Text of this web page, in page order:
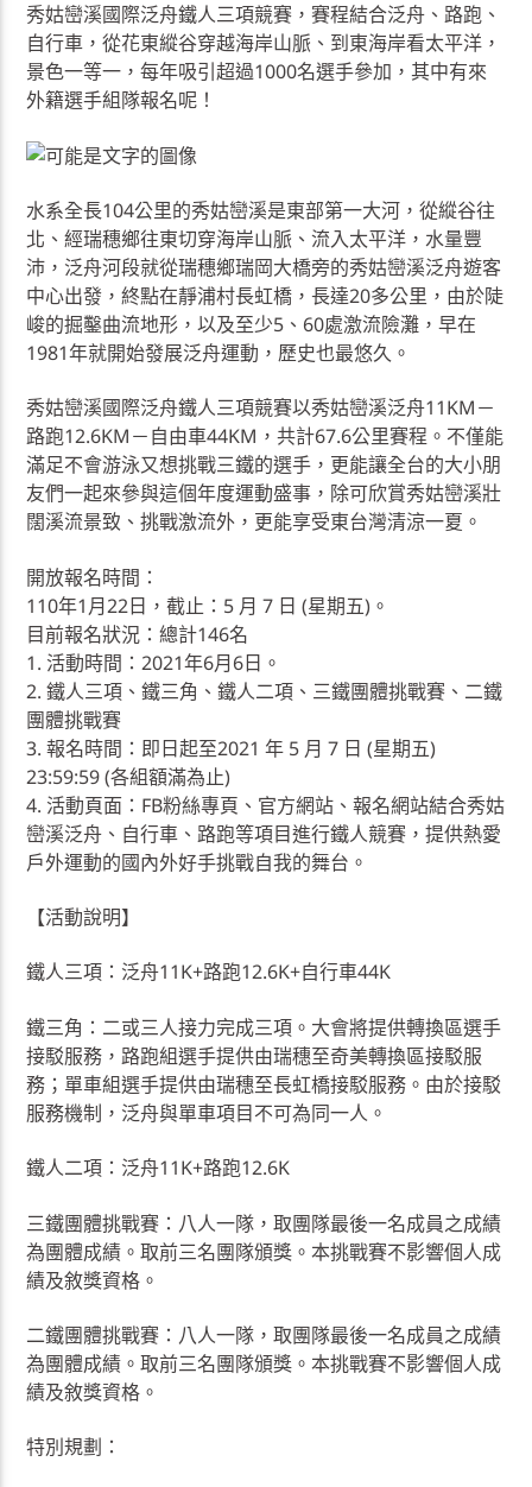
秀姑巒溪國際泛舟鐵人三項競賽，賽程結合泛舟、路跑、
自行車，從花東縱谷穿越海岸山脈、到東海岸看太平洋，
景色一等一，每年吸引超過1000名選手參加，其中有來
外籍選手組隊報名呢！
水系全長104公里的秀姑巒溪是東部第一大河，從縱谷往
北、經瑞穗鄉往東切穿海岸山脈、流入太平洋，水量豐
沛，泛舟河段就從瑞穗鄉瑞岡大橋旁的秀姑巒溪泛舟遊客
中心出發，終點在靜浦村長虹橋，長達20多公里，由於陡
峻的掘鑿曲流地形，以及至少5、60處激流險灘，早在
1981年就開始發展泛舟運動，歷史也最悠久。
秀姑巒溪國際泛舟鐵人三項競賽以秀姑巒溪泛舟11KM－
路跑12.6KM－自由車44KM，共計67.6公里賽程。不僅能
滿足不會游泳又想挑戰三鐵的選手，更能讓全台的大小朋
友們一起來參與這個年度運動盛事，除可欣賞秀姑巒溪壯
闊溪流景致、挑戰激流外，更能享受東台灣清涼一夏。
開放報名時間：
110年1月22日，截止：5 月 7 日 (星期五)。
目前報名狀況：總計146名
1. 活動時間：2021年6月6日。
2. 鐵人三項、鐵三角、鐵人二項、三鐵團體挑戰賽、二鐵
團體挑戰賽
3. 報名時間：即日起至2021 年 5 月 7 日 (星期五)
23:59:59 (各組額滿為止)
4. 活動頁面：FB粉絲專頁、官方網站、報名網站結合秀姑
巒溪泛舟、自行車、路跑等項目進行鐵人競賽，提供熱愛
戶外運動的國內外好手挑戰自我的舞台。
【活動說明】
鐵人三項：泛舟11K+路跑12.6K+自行車44K
鐵三角：二或三人接力完成三項。大會將提供轉換區選手
接駁服務，路跑組選手提供由瑞穗至奇美轉換區接駁服
務；單車組選手提供由瑞穗至長虹橋接駁服務。由於接駁
服務機制，泛舟與單車項目不可為同一人。
鐵人二項：泛舟11K+路跑12.6K
三鐵團體挑戰賽：八人一隊，取團隊最後一名成員之成績
為團體成績。取前三名團隊頒獎。本挑戰賽不影響個人成
績及敘獎資格。
二鐵團體挑戰賽：八人一隊，取團隊最後一名成員之成績
為團體成績。取前三名團隊頒獎。本挑戰賽不影響個人成
績及敘獎資格。
特別規劃：